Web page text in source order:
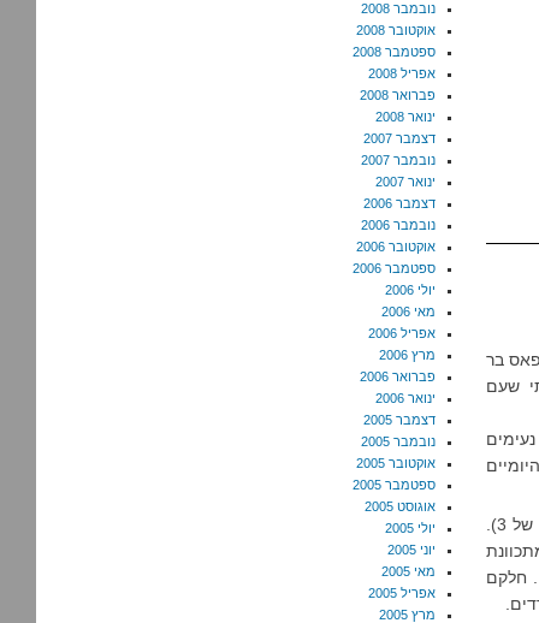
בר
שעם
לפני שנה הייתי אצל נומרולוג שאמר לי ש-2007 תהיה שנה בסימן של למידה (שנה של 3).
חלקם
נובמבר 2008
אוקטובר 2008
ספטמבר 2008
אפריל 2008
פברואר 2008
ינואר 2008
דצמבר 2007
נובמבר 2007
ינואר 2007
דצמבר 2006
נובמבר 2006
אוקטובר 2006
ספטמבר 2006
יולי 2006
מאי 2006
אפריל 2006
מרץ 2006
פברואר 2006
ינואר 2006
דצמבר 2005
נובמבר 2005
אוקטובר 2005
ספטמבר 2005
אוגוסט 2005
יולי 2005
יוני 2005
מאי 2005
אפריל 2005
מרץ 2005